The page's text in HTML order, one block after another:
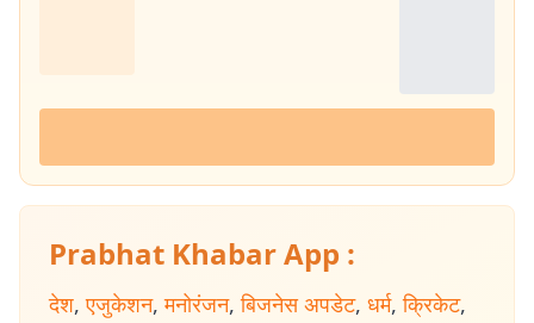
Prabhat Khabar App :
देश, एजुकेशन, मनोरंजन, बिजनेस अपडेट, धर्म, क्रिकेट,